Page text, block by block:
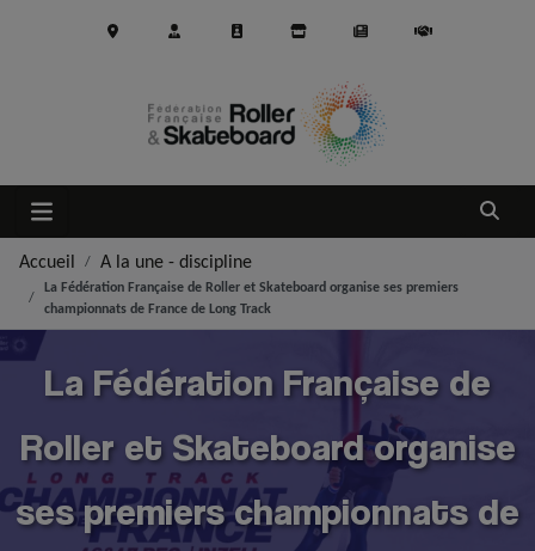
Ouvrir
Accueil A la une - discipline
La Fédération Française de Roller et Skateboard organise ses premiers
championnats de France de Long Track
La Fédération Française de
Roller et Skateboard organise
ses premiers championnats de